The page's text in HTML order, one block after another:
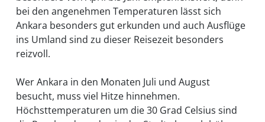
Wann
wohin?
Suche
bei den angenehmen Temperaturen lässt sich
Ankara besonders gut erkunden und auch Ausflüge
ins Umland sind zu dieser Reisezeit besonders
reizvoll.
Wer Ankara in den Monaten Juli und August
besucht, muss viel Hitze hinnehmen.
Höchsttemperaturen um die 30 Grad Celsius sind